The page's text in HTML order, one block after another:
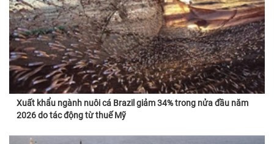
Xuất khẩu ngành nuôi cá Brazil giảm 34% trong nửa đầu năm
2026 do tác động từ thuế Mỹ